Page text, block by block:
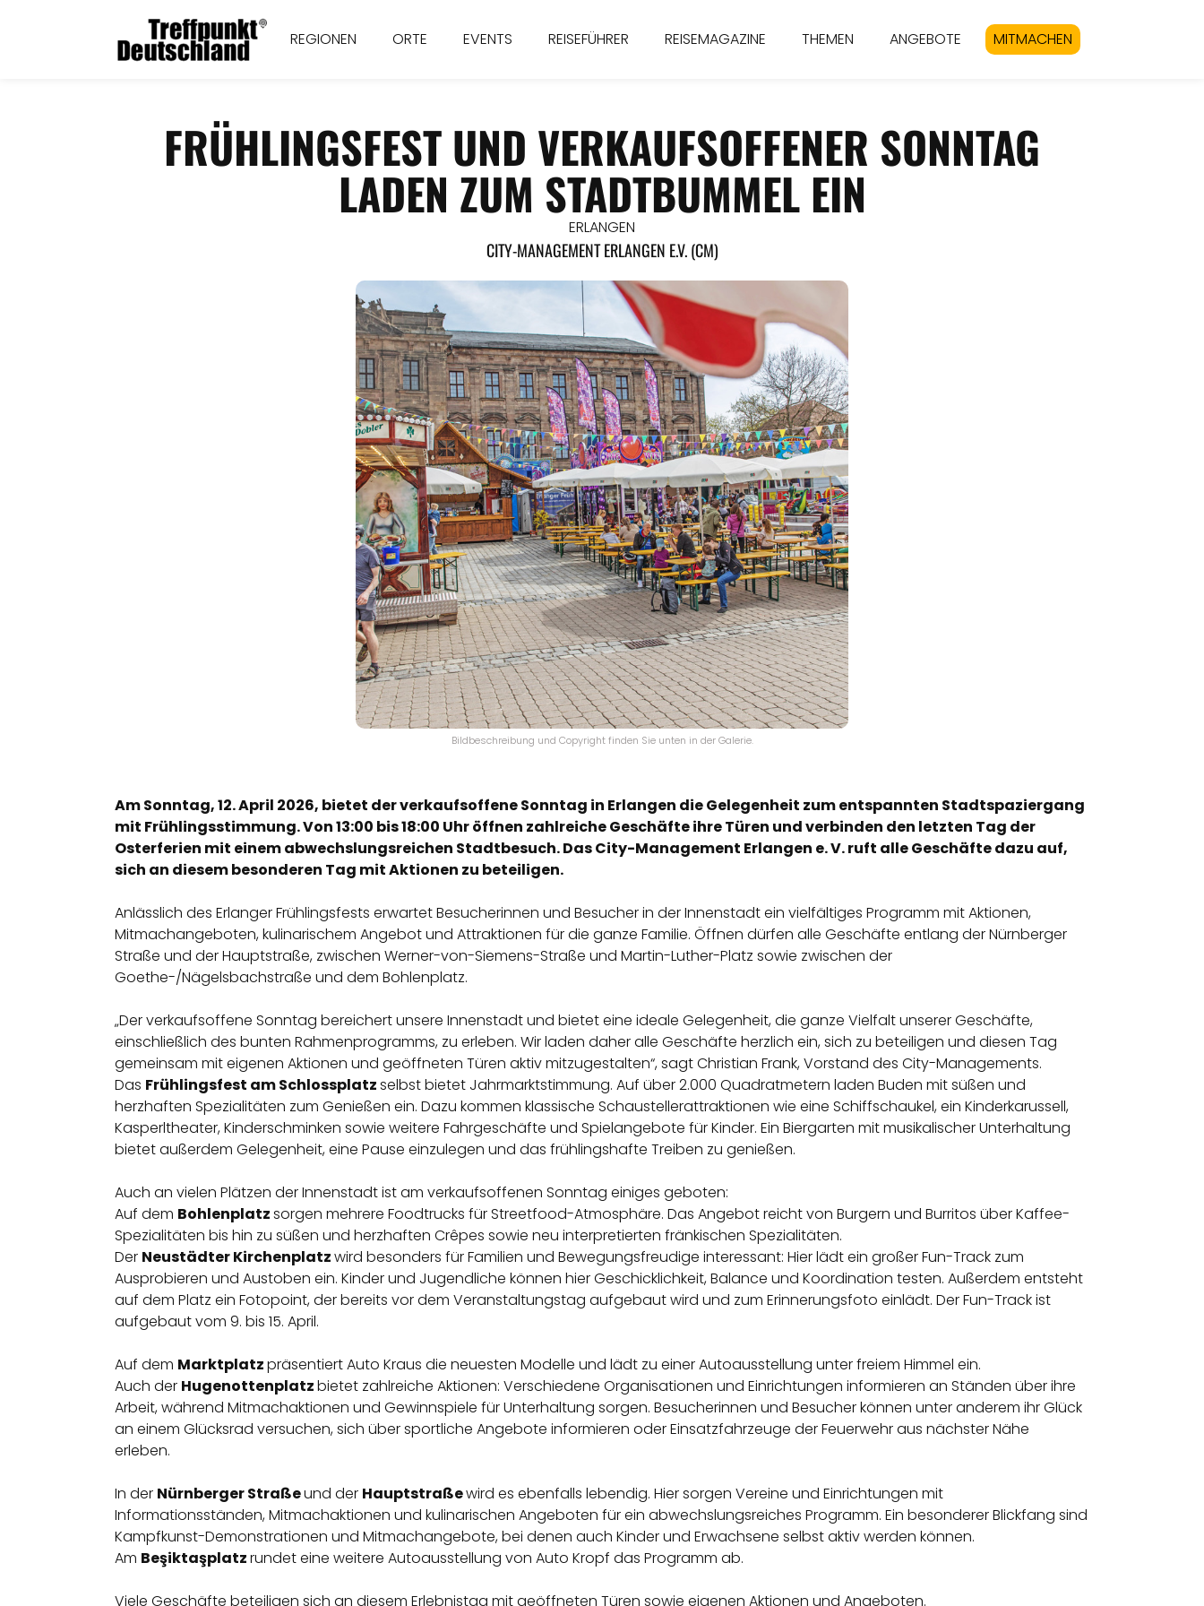
REGIONEN ORTE EVENTS REISEFÜHRER REISEMAGAZINE THEMEN ANGEBOTE MITMACHEN
FRÜHLINGSFEST UND VERKAUFSOFFENER SONNTAG
LADEN ZUM STADTBUMMEL EIN
ERLANGEN
CITY-MANAGEMENT ERLANGEN E.V. (CM)
Bildbeschreibung und Copyright finden Sie unten in der Galerie.
Am Sonntag, 12. April 2026, bietet der verkaufsoffene Sonntag in Erlangen die Gelegenheit zum entspannten Stadtspaziergang
mit Frühlingsstimmung. Von 13:00 bis 18:00 Uhr öffnen zahlreiche Geschäfte ihre Türen und verbinden den letzten Tag der
Osterferien mit einem abwechslungsreichen Stadtbesuch. Das City-Management Erlangen e. V. ruft alle Geschäfte dazu auf,
sich an diesem besonderen Tag mit Aktionen zu beteiligen.
Anlässlich des Erlanger Frühlingsfests erwartet Besucherinnen und Besucher in der Innenstadt ein vielfältiges Programm mit Aktionen,
Mitmachangeboten, kulinarischem Angebot und Attraktionen für die ganze Familie. Öffnen dürfen alle Geschäfte entlang der Nürnberger
Straße und der Hauptstraße, zwischen Werner-von-Siemens-Straße und Martin-Luther-Platz sowie zwischen der
Goethe-/Nägelsbachstraße und dem Bohlenplatz.
„Der verkaufsoffene Sonntag bereichert unsere Innenstadt und bietet eine ideale Gelegenheit, die ganze Vielfalt unserer Geschäfte,
einschließlich des bunten Rahmenprogramms, zu erleben. Wir laden daher alle Geschäfte herzlich ein, sich zu beteiligen und diesen Tag
gemeinsam mit eigenen Aktionen und geöffneten Türen aktiv mitzugestalten“, sagt Christian Frank, Vorstand des City-Managements.
Das Frühlingsfest am Schlossplatzselbst bietet Jahrmarktstimmung. Auf über 2.000 Quadratmetern laden Buden mit süßen und
herzhaften Spezialitäten zum Genießen ein. Dazu kommen klassische Schaustellerattraktionen wie eine Schiffschaukel, ein Kinderkarussell,
Kasperltheater, Kinderschminken sowie weitere Fahrgeschäfte und Spielangebote für Kinder. Ein Biergarten mit musikalischer Unterhaltung
bietet außerdem Gelegenheit, eine Pause einzulegen und das frühlingshafte Treiben zu genießen.
Auch an vielen Plätzen der Innenstadt ist am verkaufsoffenen Sonntag einiges geboten:
Auf dem Bohlenplatzsorgen mehrere Foodtrucks für Streetfood-Atmosphäre. Das Angebot reicht von Burgern und Burritos über Kaffee-
Spezialitäten bis hin zu süßen und herzhaften Crêpes sowie neu interpretierten fränkischen Spezialitäten.
Der Neustädter Kirchenplatzwird besonders für Familien und Bewegungsfreudige interessant: Hier lädt ein großer Fun-Track zum
Ausprobieren und Austoben ein. Kinder und Jugendliche können hier Geschicklichkeit, Balance und Koordination testen. Außerdem entsteht
auf dem Platz ein Fotopoint, der bereits vor dem Veranstaltungstag aufgebaut wird und zum Erinnerungsfoto einlädt. Der Fun-Track ist
aufgebaut vom 9. bis 15. April.
Auf dem Marktplatzpräsentiert Auto Kraus die neuesten Modelle und lädt zu einer Autoausstellung unter freiem Himmel ein.
Auch der Hugenottenplatzbietet zahlreiche Aktionen: Verschiedene Organisationen und Einrichtungen informieren an Ständen über ihre
Arbeit, während Mitmachaktionen und Gewinnspiele für Unterhaltung sorgen. Besucherinnen und Besucher können unter anderem ihr Glück
an einem Glücksrad versuchen, sich über sportliche Angebote informieren oder Einsatzfahrzeuge der Feuerwehr aus nächster Nähe
erleben.
In der Nürnberger Straßeund der Hauptstraßewird es ebenfalls lebendig. Hier sorgen Vereine und Einrichtungen mit
Informationsständen, Mitmachaktionen und kulinarischen Angeboten für ein abwechslungsreiches Programm. Ein besonderer Blickfang sind
Kampfkunst-Demonstrationen und Mitmachangebote, bei denen auch Kinder und Erwachsene selbst aktiv werden können.
Am Beşiktaşplatzrundet eine weitere Autoausstellung von Auto Kropf das Programm ab.
Viele Geschäfte beteiligen sich an diesem Erlebnistag mit geöffneten Türen sowie eigenen Aktionen und Angeboten.